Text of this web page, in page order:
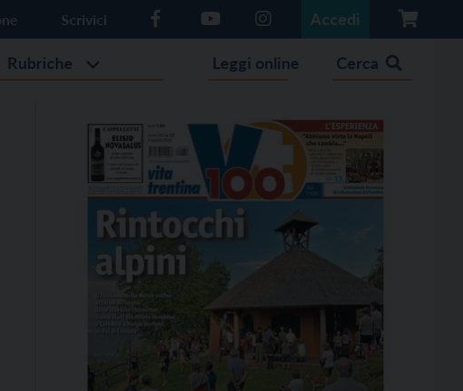
Scrivici Accedi
Rubriche Leggi online Cerca